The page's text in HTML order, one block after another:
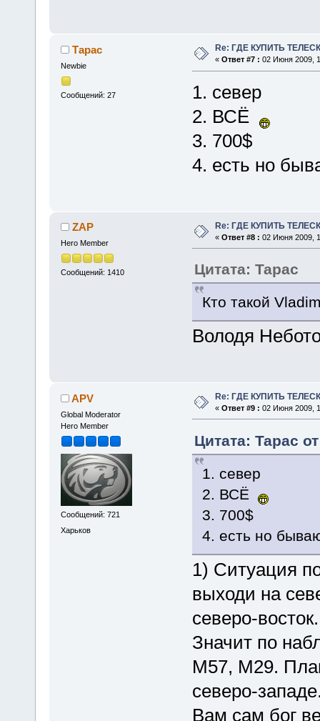
Тарас
Newbie
Сообщений: 27
Re: ГДЕ КУПИТЬ
« Ответ #7 : 02 Июня 2009,
1. север
2. ВСЁ
3. 700$
4. есть но
ZAP
Hero Member
Сообщений: 1410
Re: ГДЕ КУПИТЬ
« Ответ #8 : 02 Июня 2009,
Цитата: Тарас
Кто такой
Володя
APV
Global Moderator
Hero Member
Сообщений: 721
Харьков
Re: ГДЕ КУПИТЬ
« Ответ #9 : 02 Июня 2009,
Цитата: Тарас
1. север
2. ВСЁ
3. 700$
4. есть но
1) Ситуация
выходи на
северо-восток.
Значит по
М57, М29.
северо-
Вам сам бог